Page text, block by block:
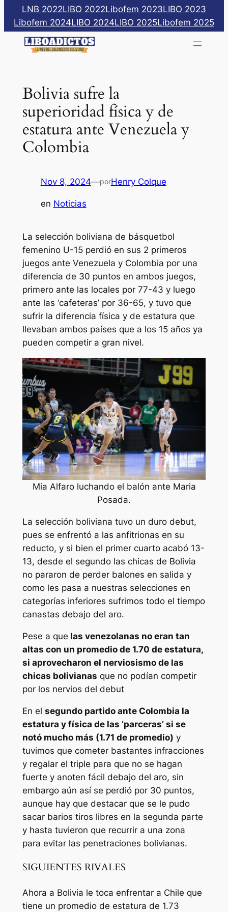
Saltar
contenido
LNB 2022LIBO 2022Libofem 2023LIBO 2023
Libofem 2024LIBO 2024LIBO 2025Libofem 2025
Bolivia sufre la
superioridad física y de
estatura ante Venezuela y
Colombia
Nov 8, 2024—porHenry Colque
en Noticias
La selección boliviana de básquetbol
femenino U-15 perdió en sus 2 primeros
juegos ante Venezuela y Colombia por una
diferencia de 30 puntos en ambos juegos,
primero ante las locales por 77-43 y luego
ante las ‘cafeteras’ por 36-65, y tuvo que
sufrir la diferencia física y de estatura que
llevaban ambos países que a los 15 años ya
pueden competir a gran nivel.
Mia Alfaro luchando el balón ante Maria
Posada.
La selección boliviana tuvo un duro debut,
pues se enfrentó a las anfitrionas en su
reducto, y si bien el primer cuarto acabó 13-
13, desde el segundo las chicas de Bolivia
no pararon de perder balones en salida y
como les pasa a nuestras selecciones en
categorías inferiores sufrimos todo el tiempo
canastas debajo del aro.
Pese a que las venezolanas no eran tan
altas con un promedio de 1.70 de estatura,
si aprovecharon el nerviosismo de las
chicas bolivianas que no podían competir
por los nervios del debut
En el segundo partido ante Colombia la
estatura y física de las ‘parceras’ si se
notó mucho más (1.71 de promedio) y
tuvimos que cometer bastantes infracciones
y regalar el triple para que no se hagan
fuerte y anoten fácil debajo del aro, sin
embargo aún así se perdió por 30 puntos,
aunque hay que destacar que se le pudo
sacar barios tiros libres en la segunda parte
y hasta tuvieron que recurrir a una zona
para evitar las penetraciones bolivianas.
SIGUIENTES RIVALES
Ahora a Bolivia le toca enfrentar a Chile que
tiene un promedio de estatura de 1.73